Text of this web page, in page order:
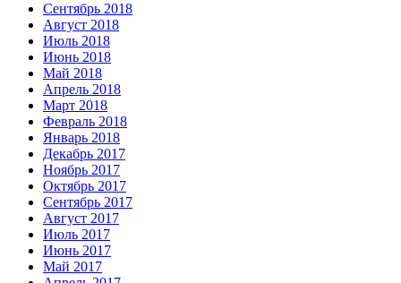
Сентябрь 2018
Август 2018
Июль 2018
Июнь 2018
Май 2018
Апрель 2018
Март 2018
Февраль 2018
Январь 2018
Декабрь 2017
Ноябрь 2017
Октябрь 2017
Сентябрь 2017
Август 2017
Июль 2017
Июнь 2017
Май 2017